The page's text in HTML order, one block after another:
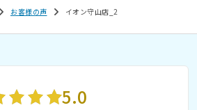
お客様の声 イオン守山店_2
5.0